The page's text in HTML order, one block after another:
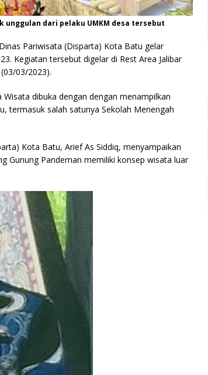
unggulan dari pelaku UMKM desa tersebut
Pariwisata (Disparta) Kota Batu gelar
Kegiatan tersebut digelar di Rest Area Jalibar
03/2023).
dibuka dengan dengan menampilkan
termasuk salah satunya Sekolah Menengah
Kota Batu, Arief As Siddiq, menyampaikan
Gunung Pandeman memiliki konsep wisata luar